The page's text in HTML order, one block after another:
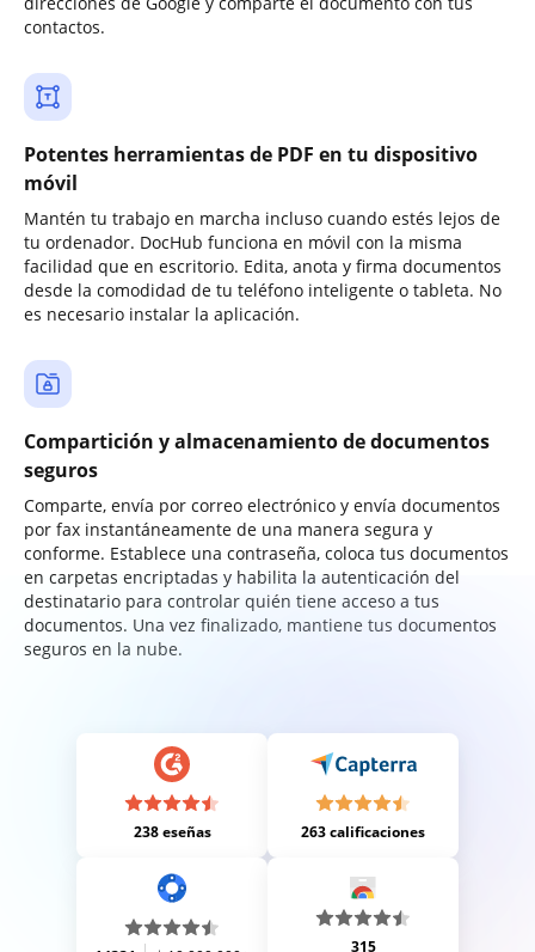
contactos.
Potentes herramientas de PDF en tu dispositivo
móvil
Mantén tu trabajo en marcha incluso cuando estés lejos de
tu ordenador. DocHub funciona en móvil con la misma
facilidad que en escritorio. Edita, anota y firma documentos
desde la comodidad de tu teléfono inteligente o tableta. No
es necesario instalar la aplicación.
Compartición y almacenamiento de documentos
seguros
Comparte, envía por correo electrónico y envía documentos
por fax instantáneamente de una manera segura y
conforme. Establece una contraseña, coloca tus documentos
en carpetas encriptadas y habilita la autenticación del
destinatario para controlar quién tiene acceso a tus
documentos. Una vez finalizado, mantiene tus documentos
seguros en la nube.
238 eseñas 263 calificaciones
315